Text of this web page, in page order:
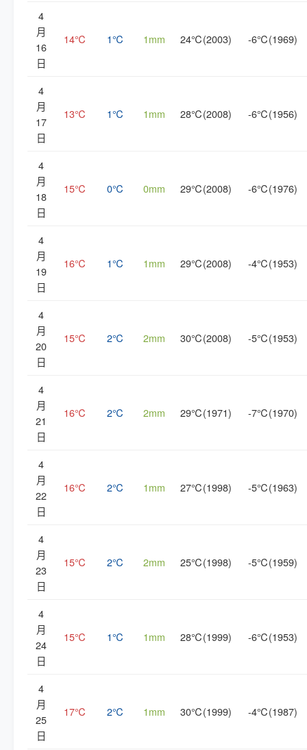
4
月
16
日
14℃ 1℃ 1mm 24℃(2003) -6℃(1969)
4
月
17
日
13℃ 1℃ 1mm 28℃(2008) -6℃(1956)
4
月
18
日
15℃ 0℃ 0mm 29℃(2008) -6℃(1976)
4
月
19
日
16℃ 1℃ 1mm 29℃(2008) -4℃(1953)
4
月
20
日
15℃ 2℃ 2mm 30℃(2008) -5℃(1953)
4
月
21
日
16℃ 2℃ 2mm 29℃(1971) -7℃(1970)
4
月
22
日
16℃ 2℃ 1mm 27℃(1998) -5℃(1963)
4
月
23
日
15℃ 2℃ 2mm 25℃(1998) -5℃(1959)
4
月
24
日
15℃ 1℃ 1mm 28℃(1999) -6℃(1953)
4
月
25
日
17℃ 2℃ 1mm 30℃(1999) -4℃(1987)